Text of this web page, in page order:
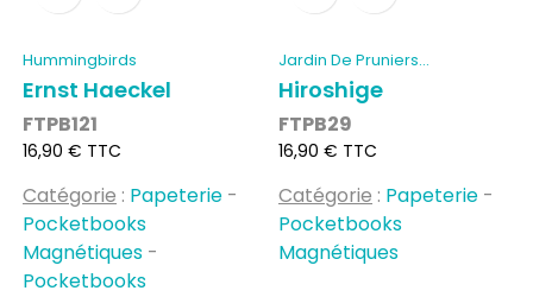
Hummingbirds
Ernst Haeckel
FTPB121
Prix
16,90 € TTC
Catégorie : Papeterie -
Pocketbooks
Magnétiques -
Pocketbooks
Jardin De Pruniers...
Hiroshige
FTPB29
Prix
16,90 € TTC
Catégorie : Papeterie -
Pocketbooks
Magnétiques